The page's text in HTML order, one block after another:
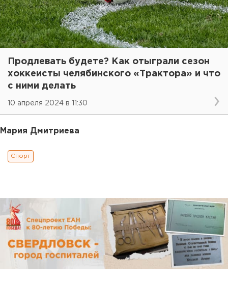
Продлевать будете? Как отыграли сезон
хоккеисты челябинского «Трактора» и что
с ними делать
10 апреля 2024 в 11:30
Мария Дмитриева
Спорт